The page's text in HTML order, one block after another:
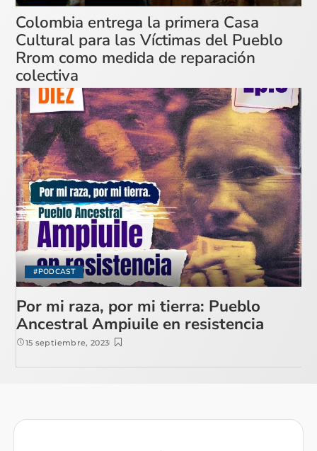
Colombia entrega la primera Casa
Cultural para las Víctimas del Pueblo
Rrom como medida de reparación
colectiva
#PODCAST
Por mi raza, por mi tierra: Pueblo
Ancestral Ampiuile en resistencia
15 septiembre, 2023